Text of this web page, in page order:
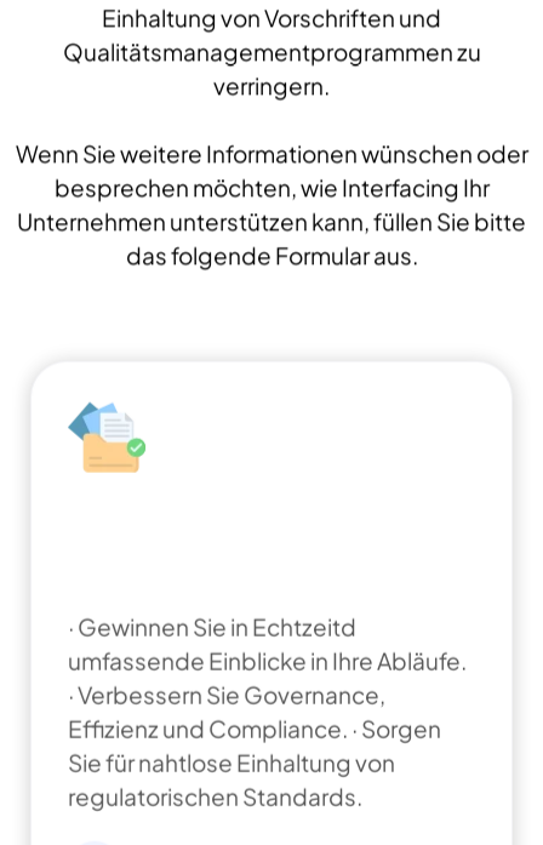
Einhaltung von Vorschriften und
Qualitätsmanagementprogrammen zu
verringern.
Wenn Sie weitere Informationen wünschen oder
besprechen möchten, wie Interfacing Ihr
Unternehmen unterstützen kann, füllen Sie bitte
das folgende Formular aus.
· Gewinnen Sie in Echtzeitd
umfassende Einblicke in Ihre Abläufe.
· Verbessern Sie Governance,
Effizienz und Compliance.
· Sorgen
Sie für nahtlose Einhaltung von
regulatorischen Standards.